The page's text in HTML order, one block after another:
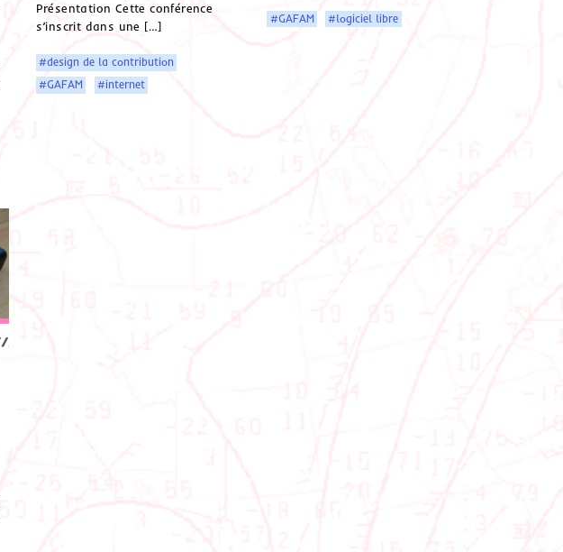
Présentation Cette conférence
s’inscrit dans une […]
#design de la contribution
#GAFAM
#internet
#GAFAM #logiciel libre